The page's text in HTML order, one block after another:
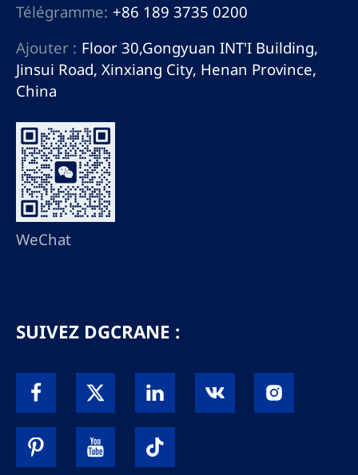
Télégramme: +86 189 3735 0200
Ajouter : Floor 30,Gongyuan INT'I Building,
Jinsui Road, Xinxiang City, Henan Province,
China
WeChat
SUIVEZ DGCRANE :